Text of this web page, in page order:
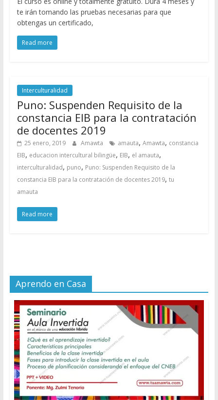
te irán tomando las pruebas necesarias para que
obtengas un certificado,
Read more
Interculturalidad
Puno: Suspenden Requisito de la
constancia EIB para la contratación
de docentes 2019
25 enero, 2019 Amawta amauta, Amawta, constancia
EIB, educacion intercultural bilingüe, EIB, el amauta,
interculturalidad, puno, Puno: Suspenden Requisito de la
constancia EIB para la contratación de docentes 2019, tu
amauta
Read more
Aprendo en Casa